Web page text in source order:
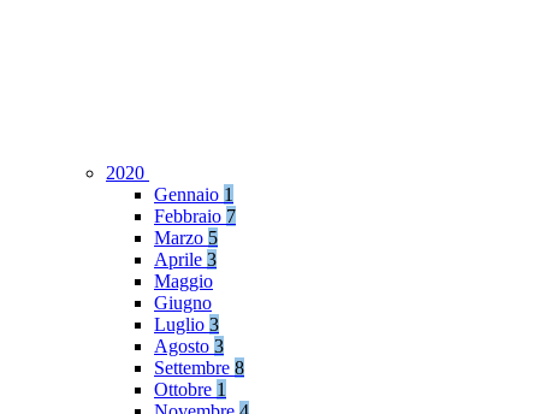
2020
Gennaio 1
Febbraio 7
Marzo 5
Aprile 3
Maggio
Giugno
Luglio 3
Agosto 3
Settembre 8
Ottobre 1